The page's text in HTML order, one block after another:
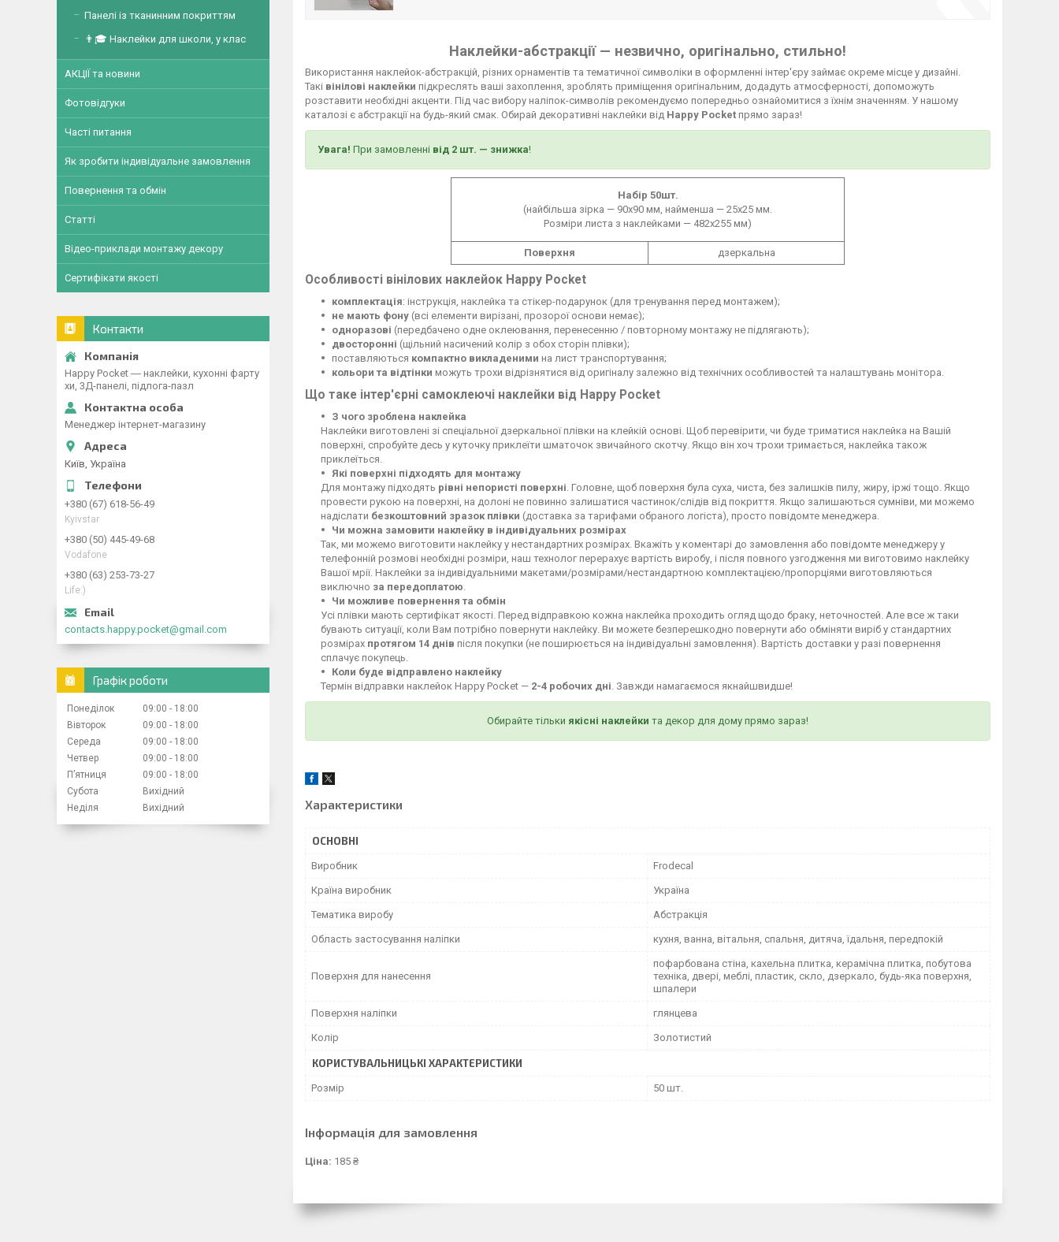
Наклейки-абстракції — незвично, оригінально, стильно!
Використання наклейок-абстракцій, різних орнаментів та тематичної символіки в оформленні інтер'єру займає окреме місце у дизайні.
Такі вінілові наклейки підкреслять ваші захоплення, зроблять приміщення оригінальним, додадуть атмосферності, допоможуть
розставити необхідні акценти. Під час вибору наліпок-символів рекомендуємо попередньо ознайомитися з їхнім значенням. У нашому
каталозі є абстракції на будь-який смак. Обирай декоративні наклейки від Happy Pocket прямо зараз!
Увага! При замовленні від 2 шт. — знижка!
Набір 50шт.
(найбільша зірка — 90х90 мм, найменша — 25х25 мм.
Розміри листа з наклейками — 482х255 мм)
Поверхня дзеркальна
Особливості вінілових наклейок Happy Pocket
комплектація: інструкція, наклейка та стікер-подарунок (для тренування перед монтажем);
не мають фону (всі елементи вирізані, прозорої основи немає);
одноразові (передбачено одне оклеювання, перенесенню / повторному монтажу не підлягають);
двосторонні (щільний насичений колір з обох сторін плівки);
поставляються компактно викладеними на лист транспортування;
кольори та відтінки можуть трохи відрізнятися від оригіналу залежно від технічних особливостей та налаштувань монітора.
Що таке інтер'єрні самоклеючі наклейки від Happy Pocket
З чого зроблена наклейка
Наклейки виготовлені зі спеціальної дзеркальної плівки на клейкій основі. Щоб перевірити, чи буде триматися наклейка на Вашій
поверхні, спробуйте десь у куточку приклеїти шматочок звичайного скотчу. Якщо він хоч трохи тримається, наклейка також
приклеїться.
Які поверхні підходять для монтажу
Для монтажу підходять рівні непористі поверхні . Головне, щоб поверхня була суха, чиста, без залишків пилу, жиру, іржі тощо. Якщо
провести рукою на поверхні, на долоні не повинно залишатися частинок/слідів від покриття. Якщо залишаються сумніви, ми можемо
надіслати безкоштовний зразок плівки (доставка за тарифами обраного логіста), просто повідомте менеджера.
Чи можна замовити наклейку в індивідуальних розмірах
Так, ми можемо виготовити наклейку у нестандартних розмірах. Вкажіть у коментарі до замовлення або повідомте менеджеру у
телефонній розмові необхідні розміри, наш технолог перерахує вартість виробу, і після повного узгодження ми виготовимо наклейку
Вашої мрії. Наклейки за індивідуальними макетами/розмірами/нестандартною комплектацією/пропорціями виготовляються
виключно за передоплатою
Чи можливе повернення та обмін
Усі плівки мають сертифікат якості. Перед відправкою кожна наклейка проходить огляд щодо браку, неточностей. Але все ж таки
бувають ситуації, коли Вам потрібно повернути наклейку. Ви можете безперешкодно повернути або обміняти виріб у стандартних
розмірах протягом 14 днів після покупки (не поширюється на індивідуальні замовлення). Вартість доставки у разі повернення
сплачує покупець.
Коли буде відправлено наклейку
Термін відправки наклейок Happy Pocket — 2-4 робочих дні . Завжди намагаємося якнайшвидше!
Обирайте тільки якісні наклейки та декор для дому прямо зараз!
Характеристики
ОСНОВНІ
Виробник Frodecal
Країна виробник Україна
Тематика виробу Абстракція
Область застосування наліпки кухня, ванна, вітальня, спальня, дитяча, їдальня, передпокій
Поверхня для нанесення
пофарбована стіна, кахельна плитка, керамічна плитка, побутова
техніка, двері, меблі, пластик, скло, дзеркало, будь-яка поверхня,
шпалери
Поверхня наліпки глянцева
Колір Золотистий
КОРИСТУВАЛЬНИЦЬКІ ХАРАКТЕРИСТИКИ
Розмір 50 шт.
Інформація для замовлення
Ціна: 185 ₴
Панелі із тканинним покриттям
👨🎓 Наклейки для школи, у клас
АКЦІЇ та новини
Фотовідгуки
Часті питання
Як зробити індивідуальне замовлення
Повернення та обмін
Статті
Відео-приклади монтажу декору
Сертифікати якості
Контакти
Happy Pocket ― наклейки, кухонні фарту
хи, 3Д-панелі, підлога-пазл
Менеджер інтернет-магазину
Київ, Україна
+380 (67) 618-56-49
Kyivstar
+380 (50) 445-49-68
Vodafone
+380 (63) 253-73-27
Life:)
contacts.happy.pocket@gmail.com
Графік роботи
Понеділок 09:00
18:00
Вівторок
09:00
18:00
Середа
09:00
18:00
Четвер
09:00
18:00
Пʼятниця
09:00
18:00
Субота
Вихідний
Неділя
Вихідний